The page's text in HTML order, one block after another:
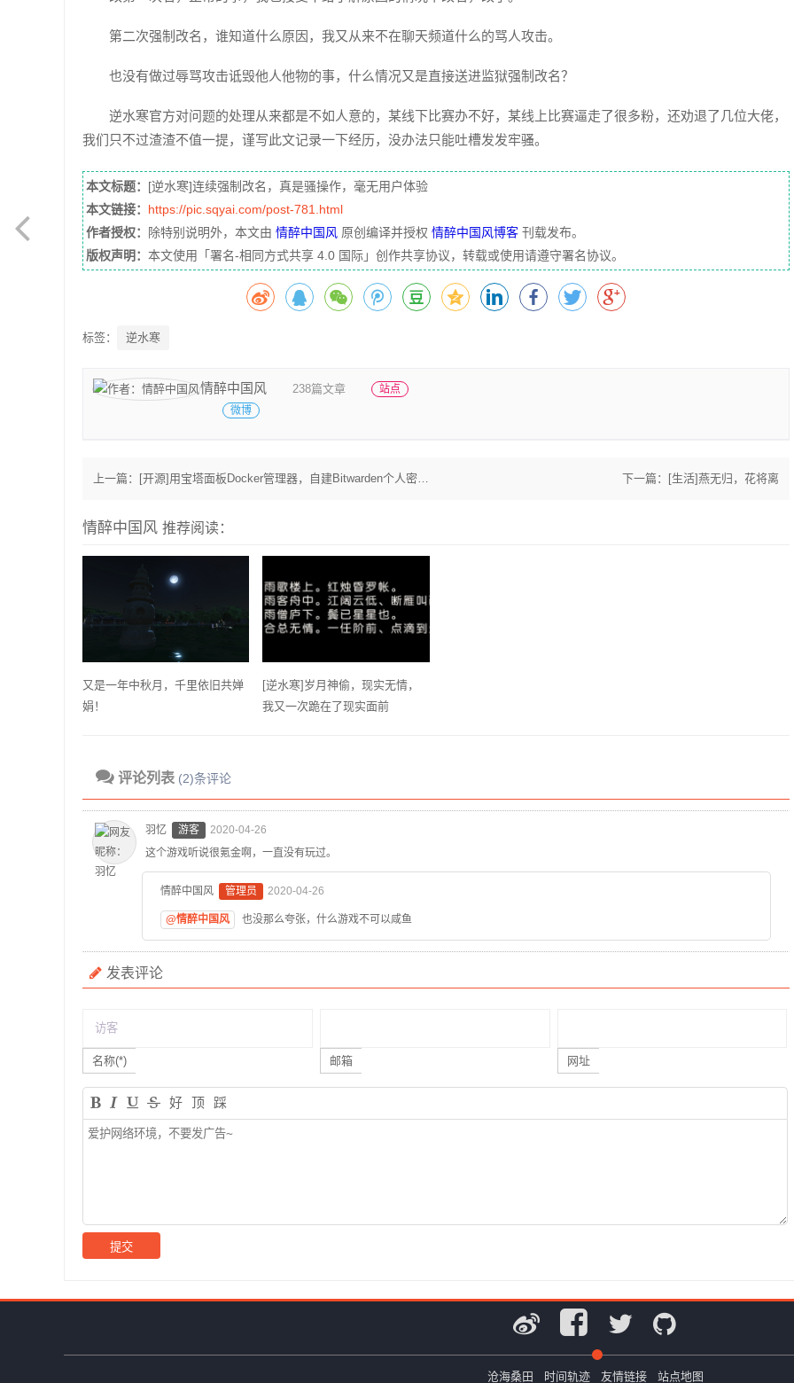
第二次强制改名，谁知道什么原因，我又从来不在聊天频道什么的骂人攻击。
也没有做过辱骂攻击诋毁他人他物的事，什么情况又是直接送进监狱强制改名？
逆水寒官方对问题的处理从来都是不如人意的，某线下比赛办不好，某线上比赛逼走了很多粉，还劝退了几位大佬，
我们只不过渣渣不值一提，谨写此文记录一下经历，没办法只能吐槽发发牢骚。
本文标题： [逆水寒]连续强制改名，真是骚操作，毫无用户体验
本文链接： https://pic.sqyai.com/post-781.html
作者授权：
除特别说明外，本文由 情醉中国风 原创编译并授权 情醉中国风博客 刊载发布。
版权声明： 本文使用「署名-相同方式共享 4.0 国际」创作共享协议，转载或使用请遵守署名协议。
标签： 逆水寒
情醉中国风 238篇文章
站点
微博
上一篇： [开源]用宝塔面板Docker管理器，自建Bitwarden个人密码服务器 下一篇： [生活]燕无归，花将离
情醉中国风 推荐阅读：
又是一年中秋月，千里依旧共婵
娟！
[逆水寒]岁月神偷，现实无情，
我又一次跪在了现实面前
评论列表 (2)条评论
羽忆 游客
2020-04-26
这个游戏听说很氪金啊，一直没有玩过。
情醉中国风 管理员 2020-04-26
@情醉中国风 也没那么夸张，什么游戏不可以咸鱼
发表评论
名称(*) 邮箱 网址
好 顶 踩
沧海桑田 时间轨迹 友情链接 站点地图